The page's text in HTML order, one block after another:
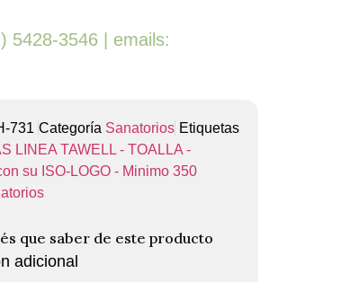
5428-3546 | emails:
731 Categoría Sanatorios Etiquetas
LINEA TAWELL - TOALLA -
su ISO-LOGO - Minimo 350
que saber de este producto
adicional